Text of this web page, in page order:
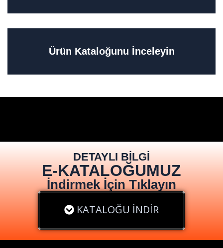
Ürün Kataloğunu İnceleyin
DETAYLI BİLGİ
E-KATALOĞUMUZ
İndirmek İçin Tıklayın
KATALOĞU İNDİR